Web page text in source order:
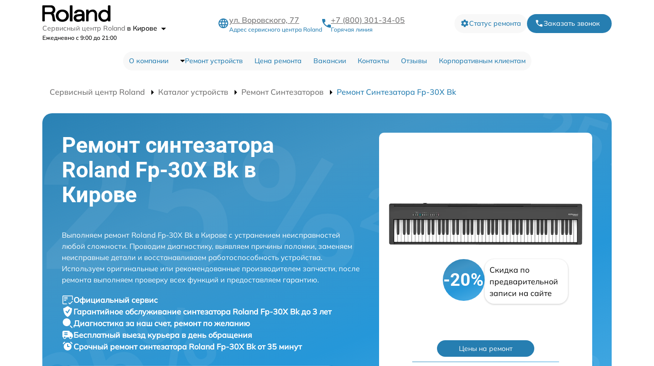
Сервисный центр Roland в Кирове
Ежедневно с 9:00 до 21:00
ул. Воровского, 77
Адрес сервисного центра Roland
+7 (800) 301-34-05
Горячая линия
Статус ремонта Заказать звонок
О компании Ремонт устройств Цена ремонта Вакансии Контакты Отзывы Корпоративным клиентам
Сервисный центр Roland Каталог устройств Ремонт Синтезаторов Ремонт Синтезатора Fp-30X Bk
Ремонт синтезатора
Roland Fp-30X Bk в
Кирове
Выполняем ремонт Roland Fp-30X Bk в Кирове с устранением неисправностей
любой сложности. Проводим диагностику, выявляем причины поломки, заменяем
неисправные детали и восстанавливаем работоспособность устройства.
Используем оригинальные или рекомендованные производителем запчасти, после
ремонта выполняем проверку всех функций и предоставляем гарантию.
Официальный сервис
Гарантийное обслуживание синтезатора Roland Fp-30X Bk до 3 лет
Диагностика за наш счет, ремонт по желанию
Бесплатный выезд курьера в день обращения
Срочный ремонтсинтезатора Roland Fp-30X Bk от 35 минут
-20%
Скидка по
предварительной
записи на сайте
Цены на ремонт